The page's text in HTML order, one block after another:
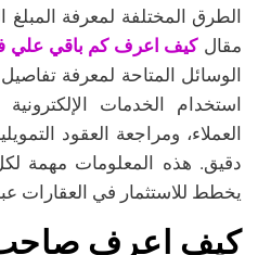
الطرق المختلفة لمعرفة
مقالكيف اعرف كم باقي علي
الوسائل المتاحة لمعرفة
استخدام الخدمات
العملاء، ومراجعة العقود
دقيق. هذه المعلومات مهمة
يخطط للاستثمار في العقارات
كيف اعرف صاحب